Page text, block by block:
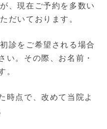
が、現在ご予約を多数い
ただいております。
初診をご希望される場合
い。その際、お名前・
。
時点で、改めて当院よ